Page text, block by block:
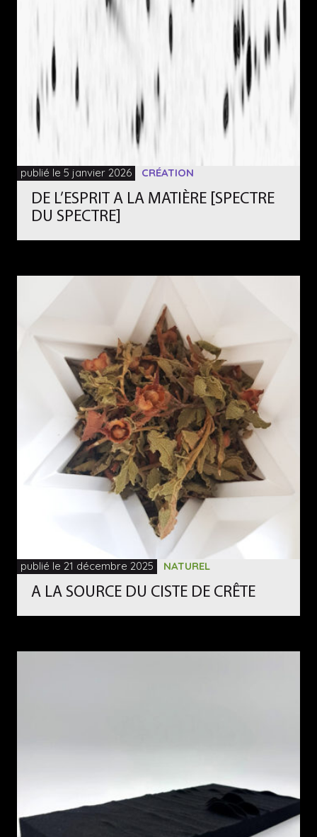
publié le 5 janvier 2026 CRÉATION
DE L’ESPRIT A LA MATIÈRE [SPECTRE
DU SPECTRE]
publié le 21 décembre 2025 NATUREL
A LA SOURCE DU CISTE DE CRÊTE